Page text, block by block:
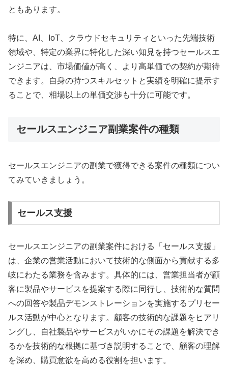
ともあります。
特に、AI、IoT、クラウドセキュリティといった先端技術
領域や、特定の業界に特化した深い知見を持つセールスエ
ンジニアは、市場価値が高く、より高単価での契約が期待
できます。自身の持つスキルセットと実績を明確に提示す
ることで、相場以上の単価交渉も十分に可能です。
セールスエンジニア副業案件の種類
セールスエンジニアの副業で獲得できる案件の種類につい
てみていきましょう。
セールス支援
セールスエンジニアの副業案件における「セールス支援」
は、企業の営業活動において技術的な側面から貢献する多
岐にわたる業務を含みます。具体的には、営業担当者が顧
客に製品やサービスを提案する際に同行し、技術的な質問
への回答や製品デモンストレーションを実施するプリセー
ルス活動が中心となります。顧客の技術的な課題をヒアリ
ングし、自社製品やサービスがいかにその課題を解決でき
るかを技術的な根拠に基づき説明することで、顧客の理解
を深め、購買意欲を高める役割を担います。